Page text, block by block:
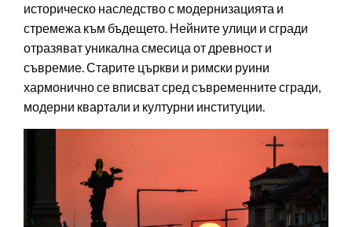
историческо наследство с модернизацията и
стремежа към бъдещето. Нейните улици и сгради
отразяват уникална смесица от древност и
съвремие. Старите църкви и римски руини
хармонично се вписват сред съвременните сгради,
модерни квартали и културни институции.